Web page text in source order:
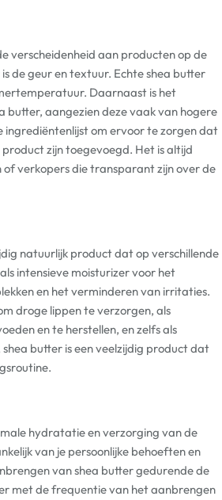
verscheidenheid aan producten op de
de geur en textuur. Echte shea butter
Daarnaast is het
butter, aangezien deze vaak van hogere
ingrediëntenlijst om ervoor te zorgen dat
zijn toegevoegd. Het is altijd
verkopers die transparant zijn over de
natuurlijk product dat op verschillende
intensieve moisturizer voor het
en het verminderen van irritaties.
droge lippen te verzorgen, als
en te herstellen, en zelfs als
butter is een veelzijdig product dat
hydratatie en verzorging van de
van je persoonlijke behoeften en
van shea butter gedurende de
met de frequentie van het aanbrengen